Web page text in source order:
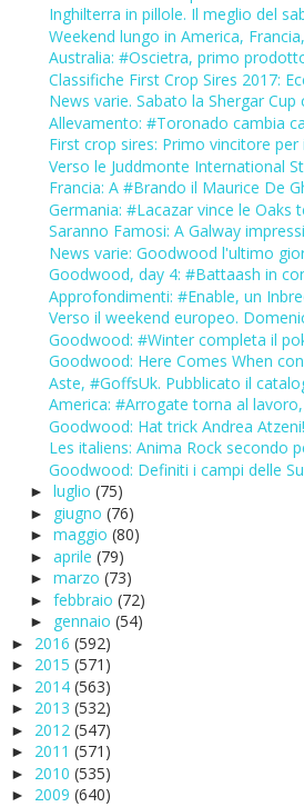
Inghilterra in pillole. Il meglio del
Weekend lungo in America,
Australia: #Oscietra, primo
Classifiche First Crop Sires 2017:
News varie. Sabato la Shergar Cup
Allevamento: #Toronado cambia
First crop sires: Primo vincitore per
Verso le Juddmonte International
Francia: A #Brando il Maurice De
Germania: #Lacazar vince le Oaks
Saranno Famosi: A Galway
News varie: Goodwood l'ultimo
Goodwood, day 4: #Battaash in
Approfondimenti: #Enable, un
Verso il weekend europeo.
Goodwood: #Winter completa il
Goodwood: Here Comes When
Aste, #GoffsUk. Pubblicato il
America: #Arrogate torna al
Goodwood: Hat trick Andrea
Les italiens: Anima Rock secondo
Goodwood: Definiti i campi delle
► luglio (75)
► giugno (76)
► maggio (80)
► aprile (79)
► marzo (73)
► febbraio (72)
► gennaio (54)
► 2016 (592)
► 2015 (571)
► 2014 (563)
► 2013 (532)
► 2012 (547)
► 2011 (571)
► 2010 (535)
► 2009 (640)